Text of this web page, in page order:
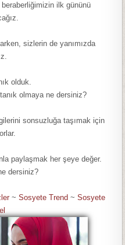
ilk gününü
sizlerin de yanımızda
olduk.
olmaya ne dersiniz?
sonsuzluğa taşımak için
paylaşmak her şeye değer.
dersiniz?
~ Sosyete Trend ~ Sosyete